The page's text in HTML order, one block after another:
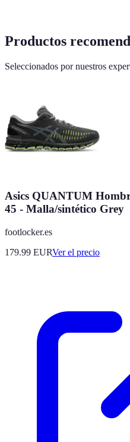
Productos
Seleccionados por nuestros
Asics QUANTUM
45 - Malla/sintético Grey
footlocker.es
179.99 EURVer el precio